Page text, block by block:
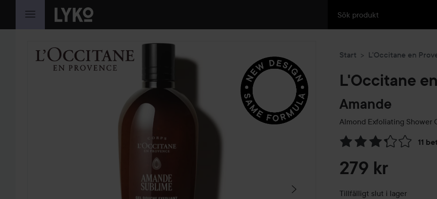
HOPPA TILL INNEHÅLLET
HOPPA ÖVER SEKTIONEN Start L'Occitane en
L'Occitane
Amande
Almond Exfoliating Shower
11
Hoppa till Betyg &
279 kr
Tillfälligt slut i lager